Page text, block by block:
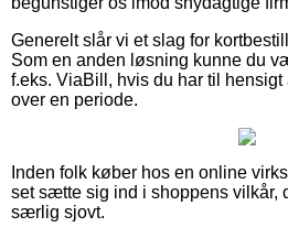
Generelt slår vi et slag for
Som en anden løsning kunne du
f.eks. ViaBill, hvis du har til
over en periode.
Inden folk køber hos en online
set sætte sig ind i shoppens vilkår,
særlig sjovt.